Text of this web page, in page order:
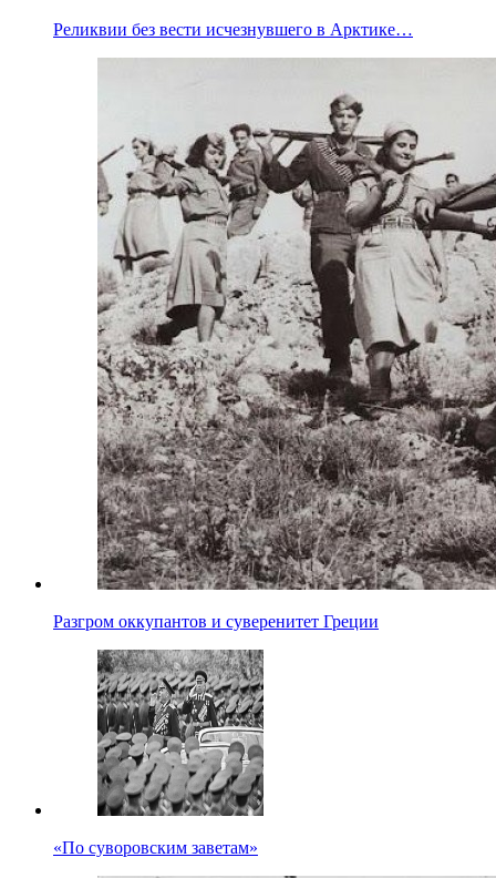
Реликвии без вести исчезнувшего в Арктике…
Разгром оккупантов и суверенитет Греции
«По суворовским заветам»